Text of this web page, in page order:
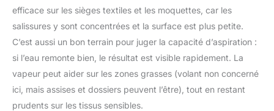
efficace sur les sièges textiles et les moquettes, car les
salissures y sont concentrées et la surface est plus petite.
C’est aussi un bon terrain pour juger la capacité d’aspiration :
si l’eau remonte bien, le résultat est visible rapidement. La
vapeur peut aider sur les zones grasses (volant non concerné
ici, mais assises et dossiers peuvent l’être), tout en restant
prudents sur les tissus sensibles.